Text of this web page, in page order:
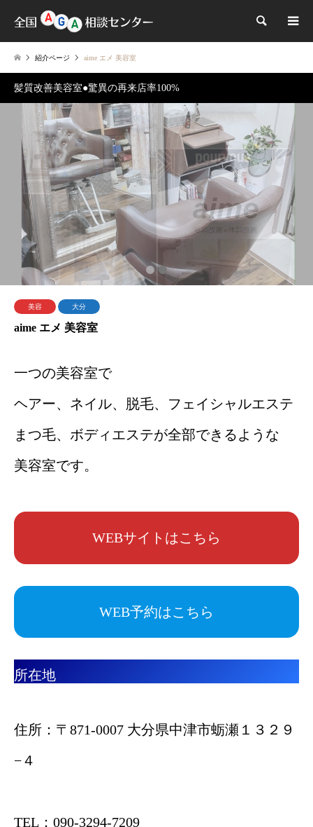
検索
紹介ページ aime エメ 美容室
髪質改善美容室●驚異の再来店率100%
2
美容 大分
aime エメ 美容室
一つの美容室で
ヘアー、ネイル、脱毛、フェイシャルエステ
まつ毛、ボディエステが全部できるような
美容室です。
WEBサイトはこちら
WEB予約はこちら
所在地
住所：〒871-0007 大分県中津市蛎瀬１３２９
−４
TEL：090-3294-7209